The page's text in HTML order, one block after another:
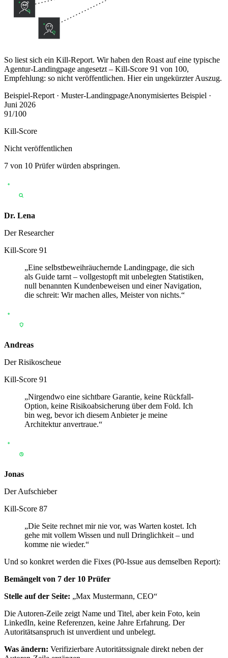
So liest sich ein Kill-Report. Wir haben den Roast auf eine typische
Agentur-Landingpage angesetzt – Kill-Score 91 von 100,
Empfehlung: so nicht veröffentlichen. Hier ein ungekürzter Auszug.
Beispiel-Report · Muster-LandingpageAnonymisiertes Beispiel ·
Juni 2026
91/100
Kill-Score
Nicht veröffentlichen
7 von 10 Prüfer würden abspringen.
Dr. Lena
Der Researcher
Kill-Score 91
„Eine selbstbeweihräuchernde Landingpage, die sich
als Guide tarnt – vollgestopft mit unbelegten Statistiken,
null benannten Kundenbeweisen und einer Navigation,
die schreit: Wir machen alles, Meister von nichts.“
Andreas
Der Risikoscheue
Kill-Score 91
„Nirgendwo eine sichtbare Garantie, keine Rückfall-
Option, keine Risikoabsicherung über dem Fold. Ich
bin weg, bevor ich diesem Anbieter je meine
Architektur anvertraue.“
Jonas
Der Aufschieber
Kill-Score 87
„Die Seite rechnet mir nie vor, was Warten kostet. Ich
gehe mit vollem Wissen und null Dringlichkeit – und
komme nie wieder.“
Und so konkret werden die Fixes (P0-Issue aus demselben Report):
Bemängelt von 7 der 10 Prüfer
Stelle auf der Seite: „Max Mustermann, CEO“
Die Autoren-Zeile zeigt Name und Titel, aber kein Foto, kein
LinkedIn, keine Referenzen, keine Jahre Erfahrung. Der
Autoritätsanspruch ist unverdient und unbelegt.
Was ändern: Verifizierbare Autoritätssignale direkt neben der